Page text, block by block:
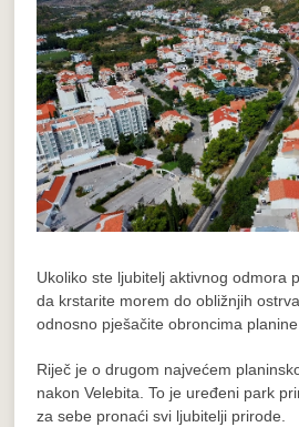
Ukoliko ste ljubitelj aktivnog odmora
da krstarite morem do obližnjih
odnosno pješačite obroncima planine
Riječ je o drugom najvećem
nakon Velebita. To je uređeni park
za sebe pronaći svi ljubitelji prirode.